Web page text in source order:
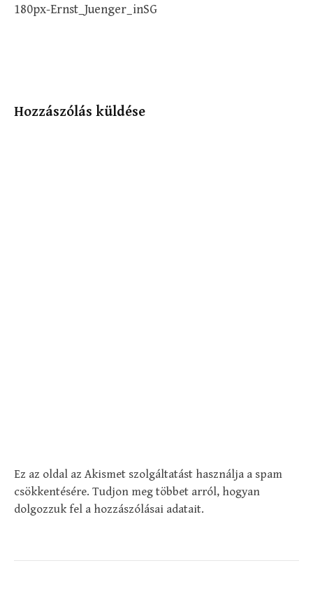
navigáció
180px-Ernst_Juenger_inSG
Hozzászólás küldése
Ez az oldal az Akismet szolgáltatást használja a spam
csökkentésére. Tudjon meg többet arról, hogyan
dolgozzuk fel a hozzászólásai adatait.